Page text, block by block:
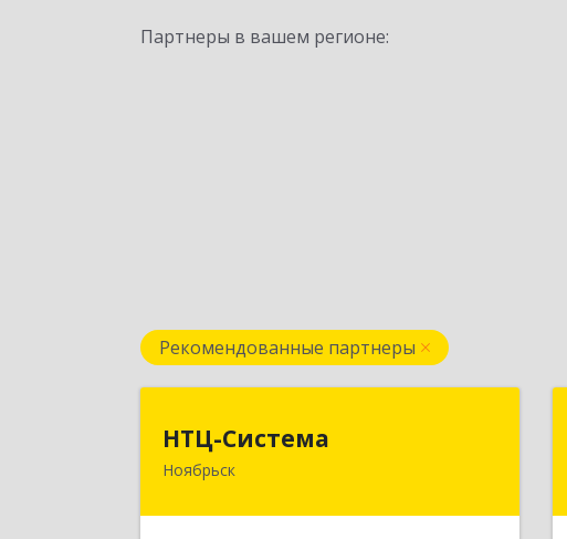
Партнеры в вашем регионе:
Рекомендованные партнеры
НТЦ-Система
Ноябрьск